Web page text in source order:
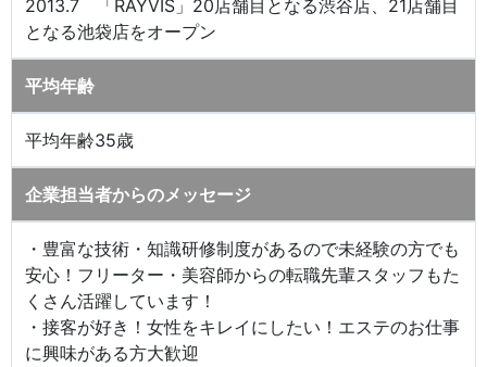
2013.7 「RAYVIS」20店舗目となる渋谷店、21店舗目
となる池袋店をオープン
平均年齢
平均年齢35歳
企業担当者からのメッセージ
・豊富な技術・知識研修制度があるので未経験の方でも
安心！フリーター・美容師からの転職先輩スタッフもた
くさん活躍しています！
・接客が好き！女性をキレイにしたい！エステのお仕事
に興味がある方大歓迎